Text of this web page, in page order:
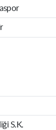
S.K.